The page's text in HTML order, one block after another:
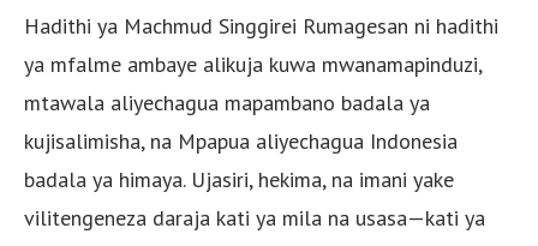
Hadithi ya Machmud Singgirei Rumagesan ni hadithi
ya mfalme ambaye alikuja kuwa mwanamapinduzi,
mtawala aliyechagua mapambano badala ya
kujisalimisha, na Mpapua aliyechagua Indonesia
badala ya himaya. Ujasiri, hekima, na imani yake
vilitengeneza daraja kati ya mila na usasa—kati ya